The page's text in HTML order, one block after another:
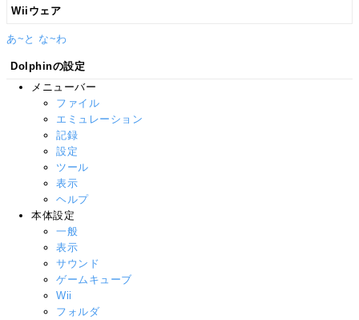
Wiiウェア
あ~と な~わ
Dolphinの設定
メニューバー
ファイル
エミュレーション
記録
設定
ツール
表示
ヘルプ
本体設定
一般
表示
サウンド
ゲームキューブ
Wii
フォルダ